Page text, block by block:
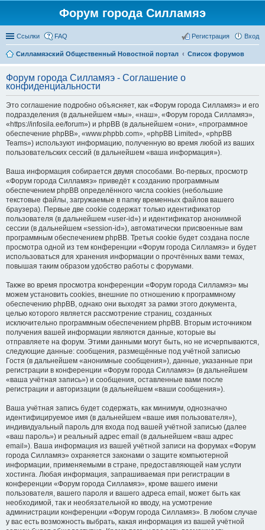
Форум города Силламяэ
Ссылки FAQ Вход
Регистрация
Силламяэский Общественный Новостной портал Список форумов
Форум города Силламяэ - Соглашение о
конфиденциальности
Это соглашение подробно объясняет, как «Форум города Силламяэ» и его
подразделения (в дальнейшем «мы», «наш», «Форум города Силламяэ»,
«https://infosila.ee/forum») и phpBB (в дальнейшем «они», «программное
обеспечение phpBB», «www.phpbb.com», «phpBB Limited», «phpBB
Teams») используют информацию, полученную во время любой из ваших
пользовательских сессий (в дальнейшем «ваша информация»).
Ваша информация собирается двумя способами. Во-первых, просмотр
«Форум города Силламяэ» приведёт к созданию программным
обеспечением phpBB определённого числа cookies (небольшие
текстовые файлы, загружаемые в папку временных файлов вашего
браузера). Первые две cookie содержат только идентификатор
пользователя (в дальнейшем «user-id») и идентификатор анонимной
сессии (в дальнейшем «session-id»), автоматически присвоенные вам
программным обеспечением phpBB. Третья cookie будет создана после
просмотра одной из тем конференции «Форум города Силламяэ» и будет
использоваться для хранения информации о прочтённых вами темах,
повышая таким образом удобство работы с форумами.
Также во время просмотра конференции «Форум города Силламяэ» мы
можем установить cookies, внешние по отношению к программному
обеспечению phpBB, однако они выходят за рамки этого документа,
целью которого является рассмотрение страниц, созданных
исключительно программным обеспечением phpBB. Вторым источником
получения вашей информации являются данные, которые вы
отправляете на форум. Этими данными могут быть, но не исчерпываются,
следующие данные: сообщения, размещённые под учётной записью
Гостя (в дальнейшем «анонимные сообщения»), данные, указанные при
регистрации в конференции «Форум города Силламяэ» (в дальнейшем
«ваша учётная запись») и сообщения, оставленные вами после
регистрации и авторизации (в дальнейшем «ваши сообщения»).
Ваша учётная запись будет содержать, как минимум, однозначно
идентифицируемое имя (в дальнейшем «ваше имя пользователя»),
индивидуальный пароль для входа под вашей учётной записью (далее
«ваш пароль») и реальный адрес email (в дальнейшем «ваш адрес
email»). Ваша информация из вашей учётной записи на форумах «Форум
города Силламяэ» охраняется законами о защите компьютерной
информации, применяемыми в стране, предоставляющей нам услуги
хостинга. Любая информация, запрашиваемая при регистрации в
конференции «Форум города Силламяэ», кроме вашего имени
пользователя, вашего пароля и вашего адреса email, может быть как
необходимой, так и необязательной ко вводу, на усмотрение
администрации конференции «Форум города Силламяэ». В любом случае
у вас есть возможность выбрать, какая информация из вашей учётной